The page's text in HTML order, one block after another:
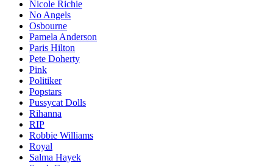
Nicole Richie
No Angels
Osbourne
Pamela Anderson
Paris Hilton
Pete Doherty
Pink
Politiker
Popstars
Pussycat Dolls
Rihanna
RIP
Robbie Williams
Royal
Salma Hayek